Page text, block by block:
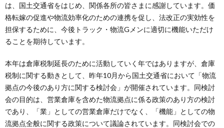
は、国土交通省をはじめ、関係各所の皆さまに感謝しています。価
格転嫁の促進や物流効率化のための連携を促し、法改正の実効性を
担保するために、今後トラック・物流Gメンに適切に機能いただけ
ることを期待しています。
本年は倉庫税制延長のために活動していく年ではありますが、倉庫
税制に関する動きとして、昨年10月から国土交通省において「物流
拠点の今後のあり方に関する検討会」が開催されています。同検討
会の目的は、営業倉庫を含めた物流拠点に係る政策のあり方の検討
であり、「業」としての営業倉庫だけでなく、「機能」としての物
流拠点全般に関する政策について議論されています。同検討会での